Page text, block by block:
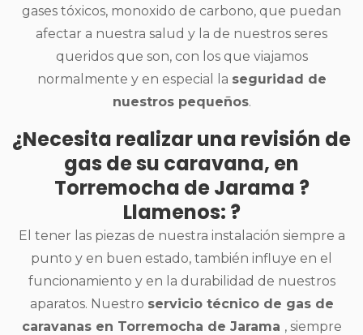
gases tóxicos, monoxido de carbono, que puedan
afectar a nuestra salud y la de nuestros seres
queridos que son, con los que viajamos
normalmente y en especial la seguridad de
nuestros pequeños.
¿Necesita realizar una revisión de
gas de su caravana, en
Torremocha de Jarama ?
Llamenos: ?
El tener las piezas de nuestra instalación siempre a
punto y en buen estado, también influye en el
funcionamiento y en la durabilidad de nuestros
aparatos. Nuestro servicio técnico de gas de
caravanas en Torremocha de Jarama , siempre